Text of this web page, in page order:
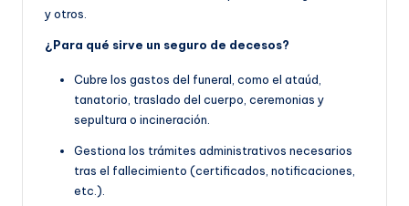
y otros.
¿Para qué sirve un seguro de decesos?
Cubre los gastos del funeral, como el ataúd,
tanatorio, traslado del cuerpo, ceremonias y
sepultura o incineración.
Gestiona los trámites administrativos necesarios
tras el fallecimiento (certificados, notificaciones,
etc.).